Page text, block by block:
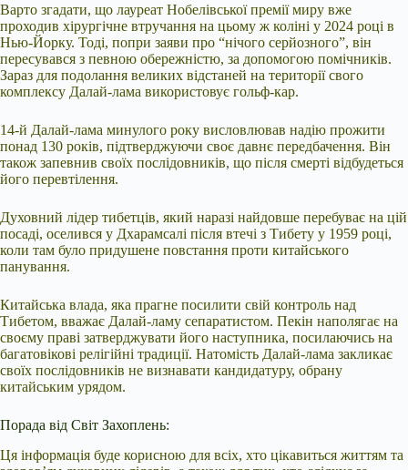
Варто згадати, що лауреат Нобелівської премії миру вже
проходив хірургічне втручання на цьому ж коліні у 2024 році в
Нью-Йорку. Тоді, попри заяви про “нічого серйозного”, він
пересувався з певною обережністю, за допомогою помічників.
Зараз для подолання великих відстаней на території свого
комплексу Далай-лама використовує гольф-кар.
14-й Далай-лама минулого року висловлював надію прожити
понад 130 років, підтверджуючи своє давнє передбачення. Він
також запевнив своїх послідовників, що після смерті відбудеться
його перевтілення.
Духовний лідер тибетців, який наразі найдовше перебуває на цій
посаді, оселився у Дхарамсалі після втечі з Тибету у 1959 році,
коли там було придушене повстання проти китайського
панування.
Китайська влада, яка прагне посилити свій контроль над
Тибетом, вважає Далай-ламу сепаратистом. Пекін наполягає на
своєму праві затверджувати його наступника, посилаючись на
багатовікові релігійні традиції. Натомість Далай-лама закликає
своїх послідовників не визнавати кандидатуру, обрану
китайським урядом.
Порада від Світ Захоплень:
Ця інформація буде корисною для всіх, хто цікавиться життям та